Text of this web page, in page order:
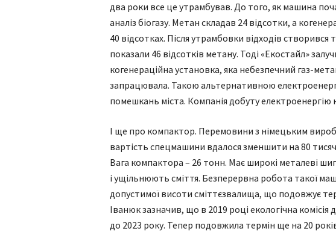
два роки все це утрамбував. До того, як машина
аналіз біогазу. Метан складав 24 відсотки, а
40 відсотках. Після утрамбовки відходів
показали 46 відсотків метану. Тоді «Екостайл»
когенераційна установка, яка небезпечний газ-
запрацювала. Такою альтернативною
помешкань міста. Компанія добуту електроенергію
І ще про компактор. Перемовини з німецьким
вартість спецмашини вдалося зменшити на 80
Вага компактора – 26 тонн. Має широкі металеві
і ущільнюють сміття. Безперервна робота такої
допустимої висоти сміттєзвалища, що подовжує
Іванюк зазначив, що в 2019 році екологічна
до 2023 року. Тепер подовжила термін ще на 20